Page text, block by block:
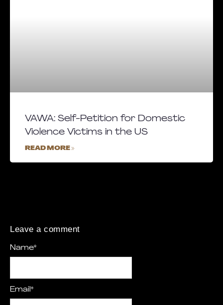
VAWA: Self-Petition for Domestic
Violence Victims in the US
READ MORE »
Leave a comment
Name*
Email *